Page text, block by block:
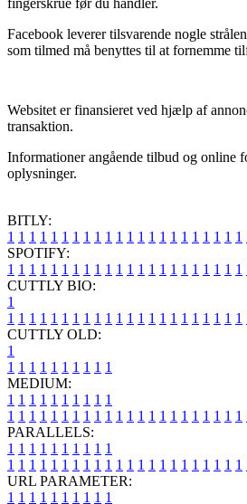
Facebook leverer tilsvarende nogle
som tilmed må benyttes til at fornemme
Websitet er finansieret ved hjælp af
transaktion.
Informationer angående tilbud og online
oplysninger.
BITLY:
1 1 1 1 1 1 1 1 1 1 1 1 1 1 1 1 1 1 1 1 1 1
SPOTIFY:
1 1 1 1 1 1 1 1 1 1 1 1 1 1 1 1 1 1 1 1 1 1
CUTTLY BIO:
1
1 1 1 1 1 1 1 1 1 1 1 1 1 1 1 1 1 1 1 1 1 1
CUTTLY OLD:
1
1 1 1 1 1 1 1 1 1 1
MEDIUM:
1 1 1 1 1 1 1 1 1 1
1 1 1 1 1 1 1 1 1 1 1 1 1 1 1 1 1 1 1 1 1 1
PARALLELS:
1 1 1 1 1 1 1 1 1 1
1 1 1 1 1 1 1 1 1 1 1 1 1 1 1 1 1 1 1 1 1 1
URL PARAMETER:
1 1 1 1 1 1 1 1 1 1